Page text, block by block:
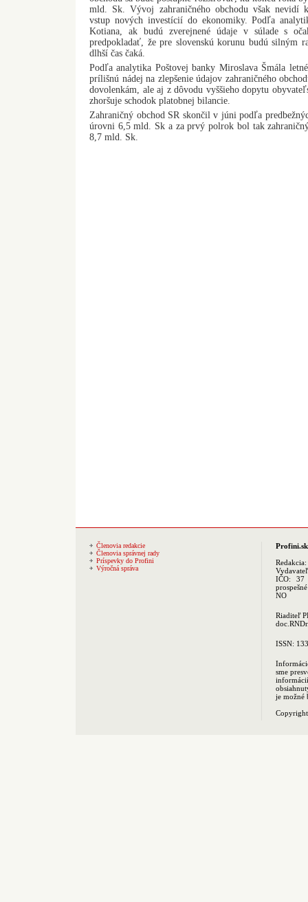
mld. Sk. Vývoj zahraničného obchodu však nevidí
vstup nových investícií do ekonomiky. Podľa
Kotiana, ak budú zverejnené údaje v súlade s
predpokladať, že pre slovenskú korunu budú silným
dlhší čas čaká.
Podľa analytika Poštovej banky Miroslava Šmála
prílišnú nádej na zlepšenie údajov zahraničného
dovolenkám, ale aj z dôvodu vyššieho dopytu
zhoršuje schodok platobnej bilancie.
Zahraničný obchod SR skončil v júni podľa
úrovni 6,5 mld. Sk a za prvý polrok bol tak
8,7 mld. Sk.
Členovia redakcie
Členovia správnej rady
Príspevky do Profini
Výročná správa
Profini.sk
Redakcia:
IČO: 37
NO
Riaditeľ
ISSN:
sme
je možné